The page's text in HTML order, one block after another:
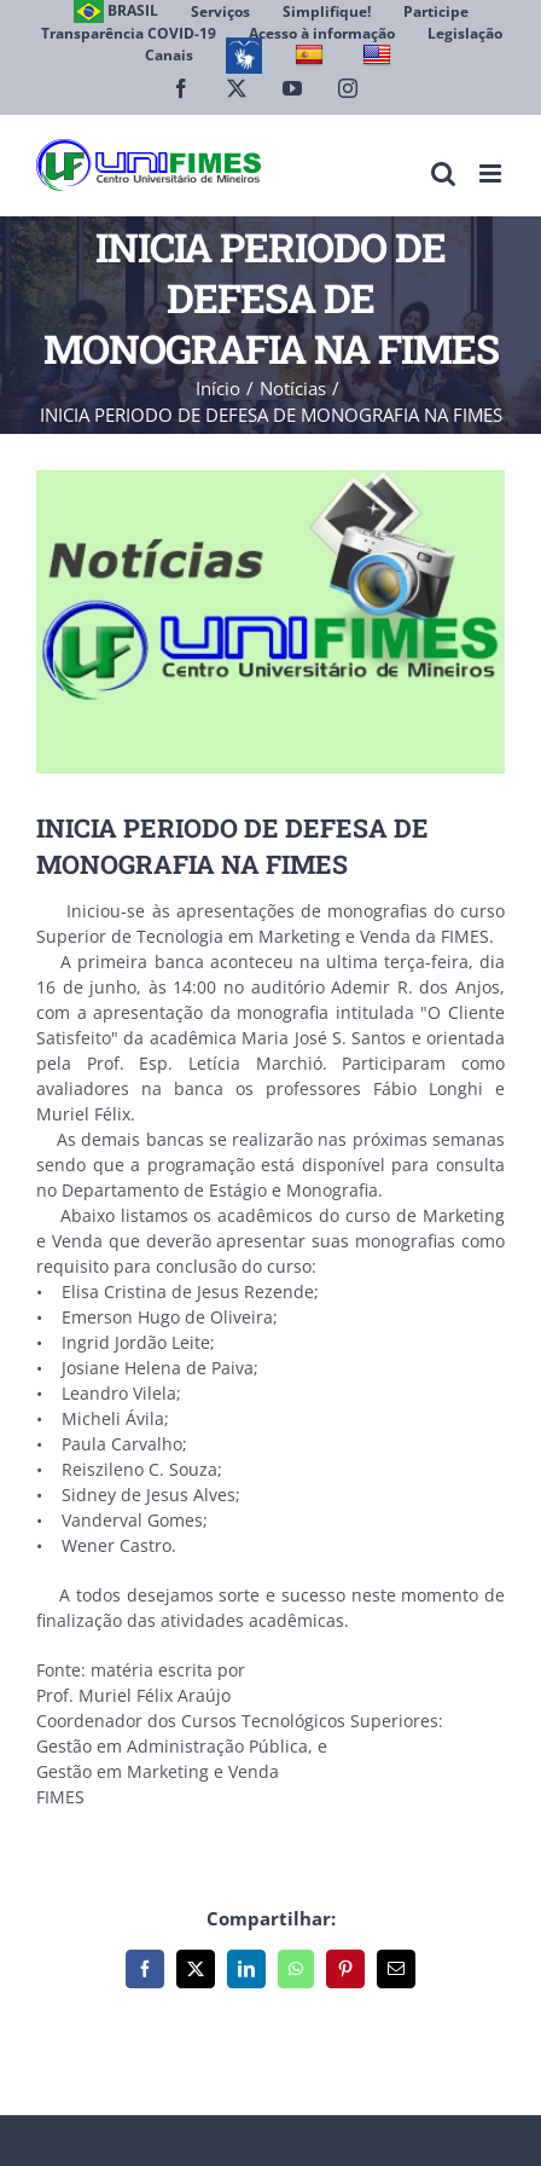
BRASIL Serviços Simplifique!
Participe
Transparência COVID-19
Acesso à informação
Legislação
Canais
Facebook YouTubeInstagram
INICIA PERIODO DE
DEFESA DE
MONOGRAFIA NA FIMES
Início
Notícias
INICIA PERIODO DE DEFESA DE MONOGRAFIA NA FIMES
INICIA PERIODO DE DEFESA DE
MONOGRAFIA NA FIMES
Iniciou-se às apresentações de monografias do curso
Superior de Tecnologia em Marketing e Venda da FIMES.
A primeira banca aconteceu na ultima terça-feira, dia
16 de junho, às 14:00 no auditório Ademir R. dos Anjos,
com a apresentação da monografia intitulada "O Cliente
Satisfeito" da acadêmica Maria José S. Santos e orientada
pela Prof. Esp. Letícia Marchió. Participaram como
avaliadores na banca os professores Fábio Longhi e
Muriel Félix.
As demais bancas se realizarão nas próximas semanas
sendo que a programação está disponível para consulta
no Departamento de Estágio e Monografia.
Abaixo listamos os acadêmicos do curso de Marketing
e Venda que deverão apresentar suas monografias como
requisito para conclusão do curso:
• Elisa Cristina de Jesus Rezende;
• Emerson Hugo de Oliveira;
• Ingrid Jordão Leite;
• Josiane Helena de Paiva;
• Leandro Vilela;
• Micheli Ávila;
• Paula Carvalho;
• Reiszileno C. Souza;
• Sidney de Jesus Alves;
• Vanderval Gomes;
• Wener Castro.
A todos desejamos sorte e sucesso neste momento de
finalização das atividades acadêmicas.
Fonte: matéria escrita por
Prof. Muriel Félix Araújo
Coordenador dos Cursos Tecnológicos Superiores:
Gestão em Administração Pública, e
Gestão em Marketing e Venda
FIMES
Compartilhar:
Facebook
X LinkedInWhatsAppPinterest
E-
mail